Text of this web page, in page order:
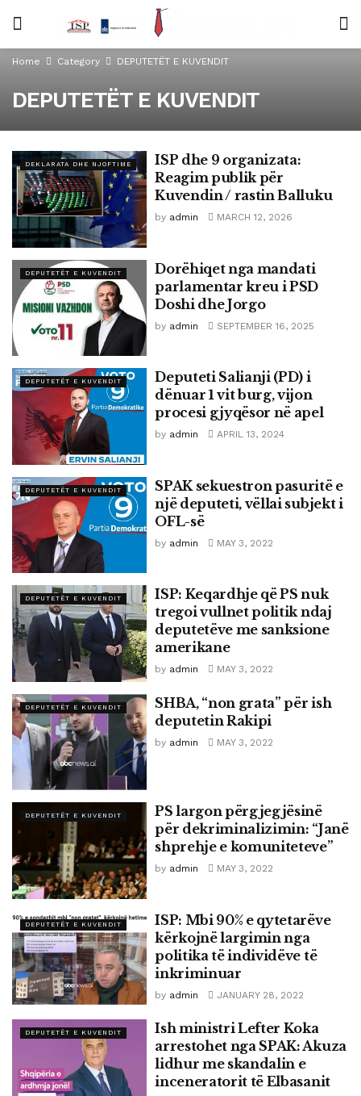
Home Category DEPUTETËT E KUVENDIT
DEPUTETËT E KUVENDIT
DEKLARATA DHE NJOFTIME
ISP dhe 9 organizata:
Reagim publik për
Kuvendin / rastin Balluku
by admin MARCH 12, 2026
DEPUTETËT E KUVENDIT
Dorëhiqet nga mandati
parlamentar kreu i PSD
Doshi dhe Jorgo
by admin SEPTEMBER 16, 2025
DEPUTETËT E KUVENDIT
Deputeti Salianji (PD) i
dënuar 1 vit burg, vijon
procesi gjyqësor në apel
by admin APRIL 13, 2024
DEPUTETËT E KUVENDIT
SPAK sekuestron pasuritë e
një deputeti, vëllai subjekt i
OFL-së
by admin MAY 3, 2022
DEPUTETËT E KUVENDIT
ISP: Keqardhje që PS nuk
tregoi vullnet politik ndaj
deputetëve me sanksione
amerikane
by admin MAY 3, 2022
DEPUTETËT E KUVENDIT
SHBA, “non grata” për ish
deputetin Rakipi
by admin MAY 3, 2022
DEPUTETËT E KUVENDIT
PS largon përgjegjësinë
për dekriminalizimin: “Janë
shprehje e komuniteteve”
by admin MAY 3, 2022
DEPUTETËT E KUVENDIT
ISP: Mbi 90% e qytetarëve
kërkojnë largimin nga
politika të individëve të
inkriminuar
by admin JANUARY 28, 2022
DEPUTETËT E KUVENDIT
Ish ministri Lefter Koka
arrestohet nga SPAK: Akuza
lidhur me skandalin e
inceneratorit të Elbasanit